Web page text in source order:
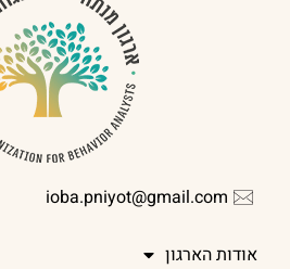
ioba.pniyot@gmail.com
אודות הארגון